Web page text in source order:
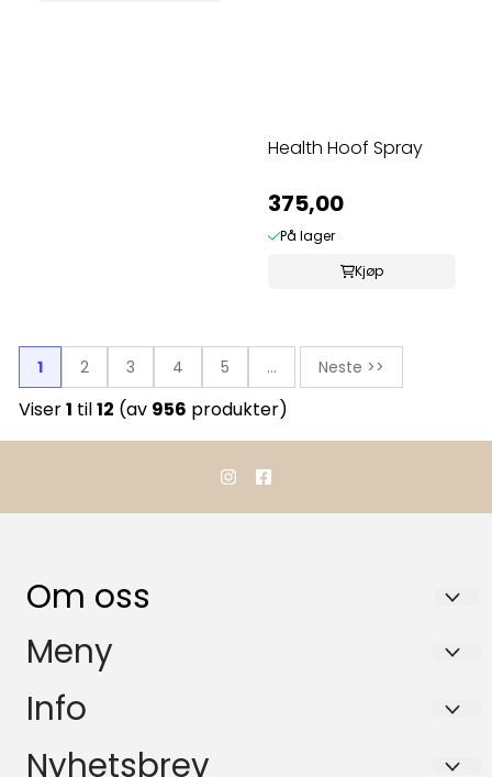
Health Hoof Spray
375,00
På lager
Kjøp
1 2 3 4 5 ... Neste >>
Viser1 til12 (av 956 produkter)
Om oss
TOP RACING HESTEUTSTYR AS
Refsalen 5M
3766 Sannidal
Org. nr. 929656741
Meny
Forsendelse og retur
Info
Forsendelse og retur
Nyhetsbrev